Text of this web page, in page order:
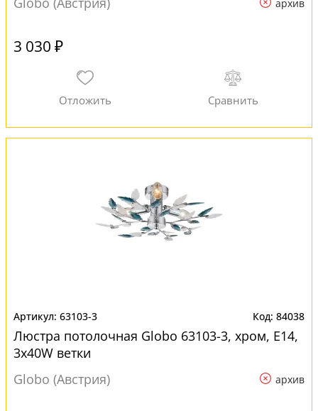
архив
3 030 ₽
63103-3 84038
Люстра потолочная Globo 63103-3, хром, E14,
3x40W ветки
Globo (Австрия)
архив